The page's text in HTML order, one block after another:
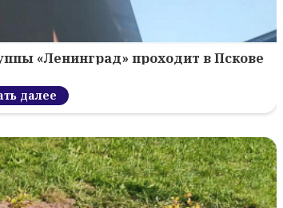
«Ленинград» проходит в Пскове
далее